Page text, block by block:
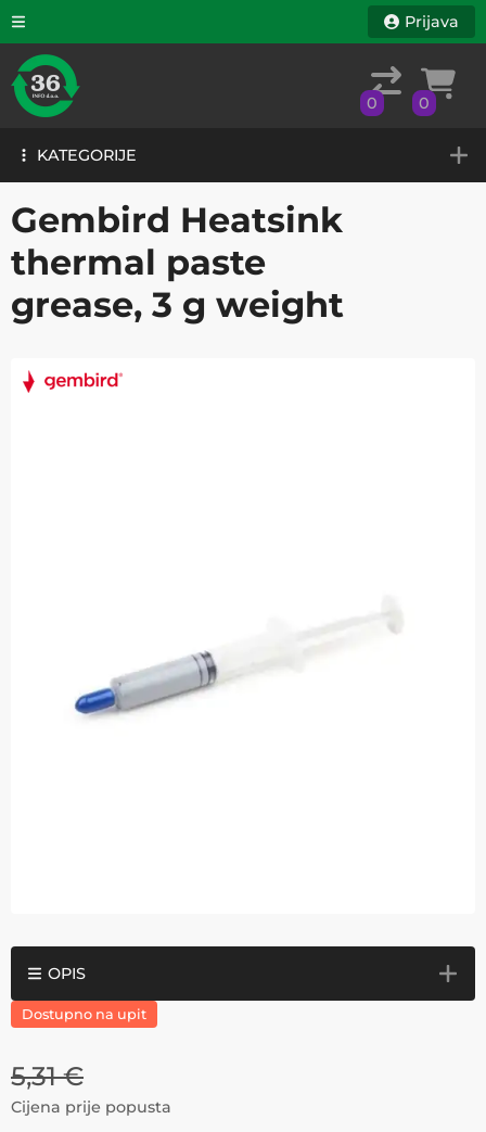
KATEGORIJE
Prijava
0 0
KATEGORIJE
Gembird Heatsink
thermal paste
grease, 3 g weight
OPIS
Dostupno na upit
5,31 €
Cijena prije popusta